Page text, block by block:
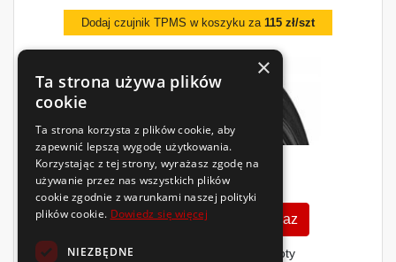
Dodaj czujnik TPMS w koszyku za 115 zł/szt
310 zł/szt.
Zobacz szczegóły Kup teraz
Finansowanie dla firm - MŚP i floty
×
Ta strona używa plików
cookie
Ta strona korzysta z plików cookie, aby
zapewnić lepszą wygodę użytkowania.
Korzystając z tej strony, wyrażasz zgodę na
używanie przez nas wszystkich plików
cookie zgodnie z warunkami naszej polityki
plików cookie. Dowiedz się więcej
NIEZBĘDNE